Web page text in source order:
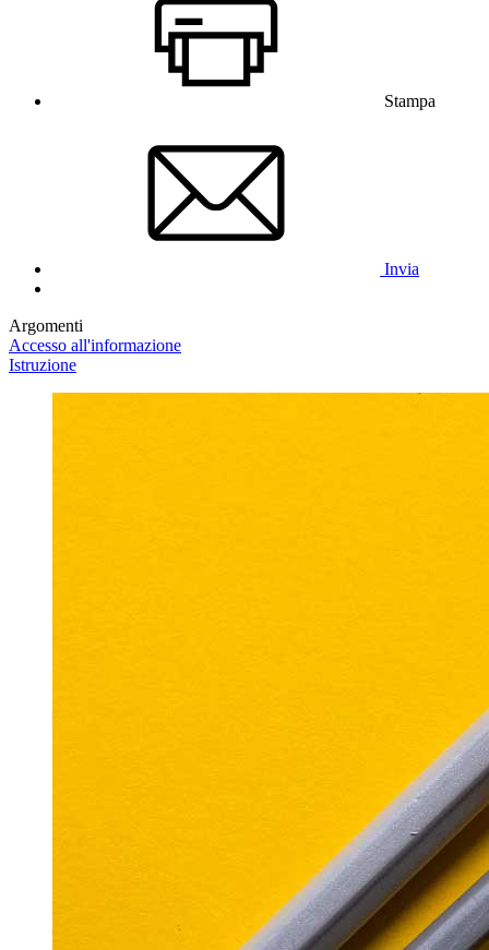
Stampa
Invia
Argomenti
Accesso all'informazione
Istruzione